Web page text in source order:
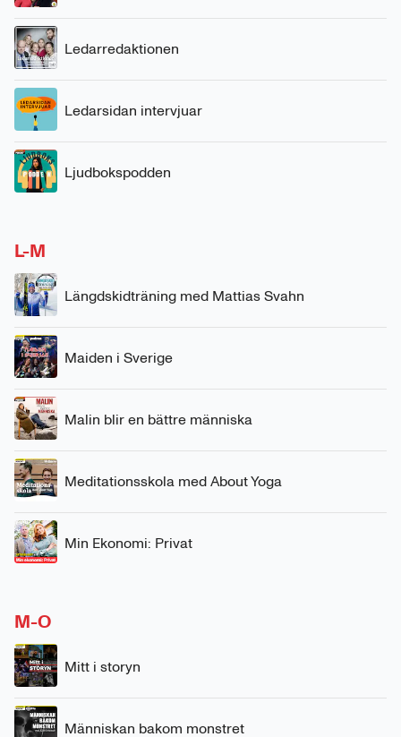
Ledarredaktionen
Ledarsidan intervjuar
Ljudbokspodden
L-M
Längdskidträning med Mattias Svahn
Maiden i Sverige
Malin blir en bättre människa
Meditationsskola med About Yoga
Min Ekonomi: Privat
M-O
Mitt i storyn
Människan bakom monstret